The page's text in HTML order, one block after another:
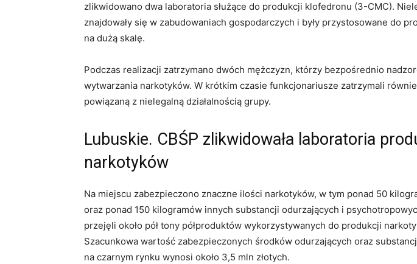
zlikwidowano dwa laboratoria służące do produkcji klofedronu (3-CMC).
znajdowały się w zabudowaniach gospodarczych i były przystosowane do
na dużą skalę.
Podczas realizacji zatrzymano dwóch mężczyzn, którzy bezpośrednio
wytwarzania narkotyków. W krótkim czasie funkcjonariusze zatrzymali
powiązaną z nielegalną działalnością grupy.
Lubuskie. CBŚP zlikwidowała laboratoria
narkotyków
Na miejscu zabezpieczono znaczne ilości narkotyków, w tym ponad 50
oraz ponad 150 kilogramów innych substancji odurzających i
przejęli około pół tony półproduktów wykorzystywanych do produkcji
Szacunkowa wartość zabezpieczonych środków odurzających oraz
na czarnym rynku wynosi około 3,5 mln złotych.